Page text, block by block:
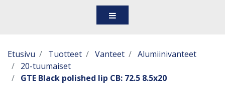
Etusivu Tuotteet Vanteet
Alumiinivanteet
20-tuumaiset
GTE Black polished lip CB: 72.5 8.5x20